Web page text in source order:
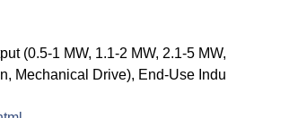
(0.5-1 MW, 1.1-2 MW, 2.1-5 MW,
Mechanical Drive), End-Use Indu